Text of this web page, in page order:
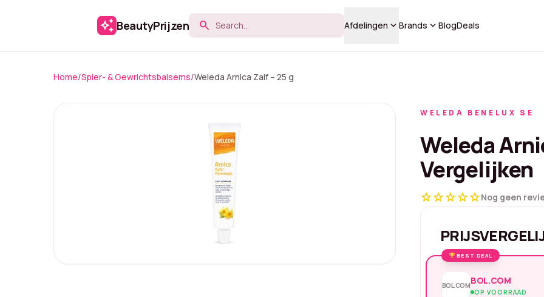
auto_awesome BeautyPrijzen search Afdelingen keyboard_arrow_downBrands keyboard_arrow_downBlogDeals
Home/Spier- & Gewrichtsbalsems/Weleda Arnica Zalf – 25 g
WELEDA BENELUX SE
Weleda
Vergelijken
starstarstarstarstarNog geen
BEST DEAL
BOL.COMBOL.COM
OP VOORRAAD